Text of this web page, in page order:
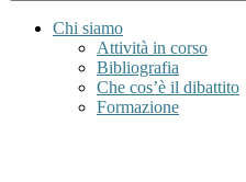
Chi siamo
Attività in corso
Bibliografia
Che cos’è il dibattito
Formazione